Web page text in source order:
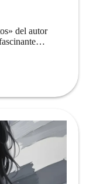
del autor